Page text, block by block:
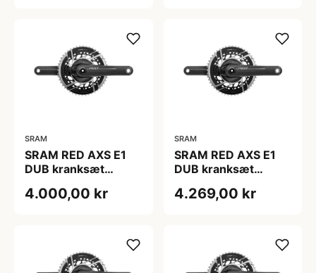
SRAM
SRAM RED AXS E1
DUB kranksæt
4.000,00 kr
SRAM
SRAM RED AXS E1
DUB kranksæt
4.269,00 kr